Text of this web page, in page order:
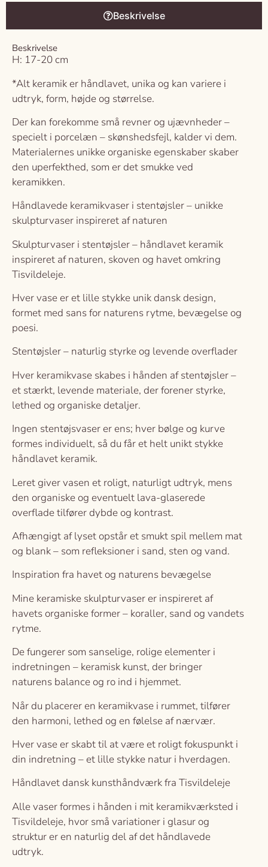
Beskrivelse
Beskrivelse
H: 17-20 cm
*Alt keramik er håndlavet, unika og kan variere i
udtryk, form, højde og størrelse.
Der kan forekomme små revner og ujævnheder –
specielt i porcelæn – skønshedsfejl, kalder vi dem.
Materialernes unikke organiske egenskaber skaber
den uperfekthed, som er det smukke ved
keramikken.
Håndlavede keramikvaser i stentøjsler – unikke
skulpturvaser inspireret af naturen
Skulpturvaser i stentøjsler – håndlavet keramik
inspireret af naturen, skoven og havet omkring
Tisvildeleje.
Hver vase er et lille stykke unik dansk design,
formet med sans for naturens rytme, bevægelse og
poesi.
Stentøjsler – naturlig styrke og levende overflader
Hver keramikvase skabes i hånden af stentøjsler –
et stærkt, levende materiale, der forener styrke,
lethed og organiske detaljer.
Ingen stentøjsvaser er ens; hver bølge og kurve
formes individuelt, så du får et helt unikt stykke
håndlavet keramik.
Leret giver vasen et roligt, naturligt udtryk, mens
den organiske og eventuelt lava-glaserede
overflade tilfører dybde og kontrast.
Afhængigt af lyset opstår et smukt spil mellem mat
og blank – som refleksioner i sand, sten og vand.
Inspiration fra havet og naturens bevægelse
Mine keramiske skulpturvaser er inspireret af
havets organiske former – koraller, sand og vandets
rytme.
De fungerer som sanselige, rolige elementer i
indretningen – keramisk kunst, der bringer
naturens balance og ro ind i hjemmet.
Når du placerer en keramikvase i rummet, tilfører
den harmoni, lethed og en følelse af nærvær.
Hver vase er skabt til at være et roligt fokuspunkt i
din indretning – et lille stykke natur i hverdagen.
Håndlavet dansk kunsthåndværk fra Tisvildeleje
Alle vaser formes i hånden i mit keramikværksted i
Tisvildeleje, hvor små variationer i glasur og
struktur er en naturlig del af det håndlavede
udtryk.